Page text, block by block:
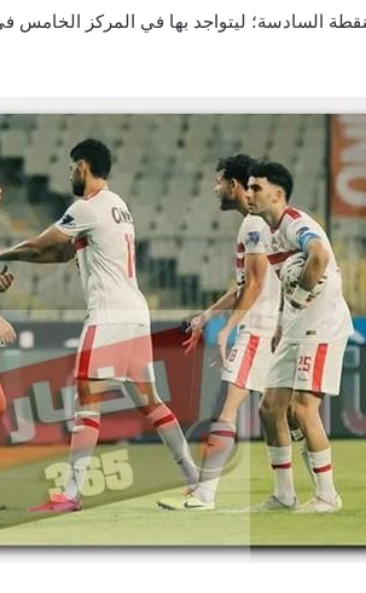
السادسة؛ ليتواجد بها في المركز الخامس